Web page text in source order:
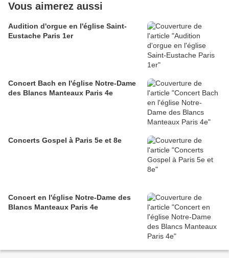
Vous aimerez aussi
Audition d'orgue en l'église Saint-
Eustache Paris 1er
Concert Bach en l'église Notre-Dame
des Blancs Manteaux Paris 4e
Concerts Gospel à Paris 5e et 8e
Concert en l'église Notre-Dame des
Blancs Manteaux Paris 4e